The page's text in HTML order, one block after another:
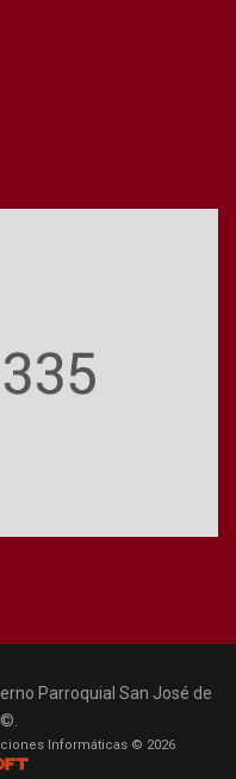
Parroquial San José de
Informáticas © 2026